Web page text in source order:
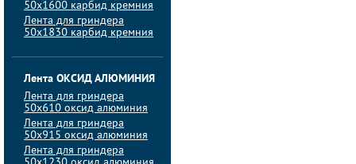
50х1600 карбид кремния
Лента для гриндера
50х1830 карбид кремния
Лента ОКСИД АЛЮМИНИЯ
Лента для гриндера
50х610 оксид алюминия
Лента для гриндера
50х915 оксид алюминия
Лента для гриндера